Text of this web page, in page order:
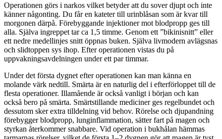
Operationen görs i narkos vilket betyder att du sover djupt och inte
känner någonting. Du får en kateter till urinblåsan som är kvar till
morgonen därpå. Förebyggande injektioner mot blodpropp ges till
alla. Själva ingreppet tar ca 1,5 timme. Genom ett ”bikinisnitt” eller
ett nedre medellinjes snitt öppnas buken. Själva livmodern avlägsnas
och slidtoppen sys ihop. Efter operationen vistas du på
uppvakningsavdelningen under ett par timmar.
Under det första dygnet efter operationen kan man känna en
molande värk nedtill. Smärta är en naturlig del i efterförloppet till de
flesta operationer. Illamående är också vanligt i början och kan
också bero på smärta. Smärtstillande mediciner ges regelbundet och
dessutom sker extra tilldelning vid behov. Rörelse och djupandning
förebygger blodpropp, lunginflammation, sätter fart på magen och
styrkan återkommer snabbare. Vid operation i bukhålan hämmas